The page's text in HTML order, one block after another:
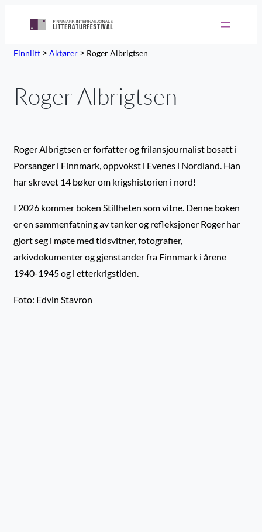
Finnlitt > Aktører > Roger Albrigtsen
Roger Albrigtsen
Roger Albrigtsen er forfatter og frilansjournalist bosatt i
Porsanger i Finnmark, oppvokst i Evenes i Nordland. Han
har skrevet 14 bøker om krigshistorien i nord!
I 2026 kommer boken Stillheten som vitne. Denne boken
er en sammenfatning av tanker og refleksjoner Roger har
gjort seg i møte med tidsvitner, fotografier,
arkivdokumenter og gjenstander fra Finnmark i årene
1940-1945 og i etterkrigstiden.
Foto: Edvin Stavron